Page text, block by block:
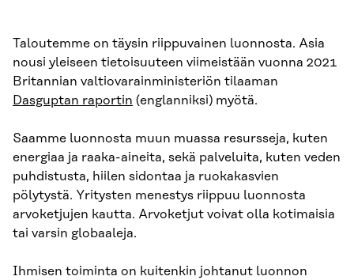
Taloutemme on täysin riippuvainen luonnosta. Asia
nousi yleiseen tietoisuuteen viimeistään vuonna 2021
Britannian valtiovarainministeriön tilaaman
Dasguptan raportin (englanniksi) myötä.
Saamme luonnosta muun muassa resursseja, kuten
energiaa ja raaka-aineita, sekä palveluita, kuten veden
puhdistusta, hiilen sidontaa ja ruokakasvien
pölytystä. Yritysten menestys riippuu luonnosta
arvoketjujen kautta. Arvoketjut voivat olla kotimaisia
tai varsin globaaleja.
Ihmisen toiminta on kuitenkin johtanut luonnon